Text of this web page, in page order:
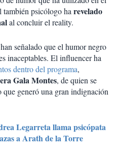
también psicólogo harevelado
al concluir el reality.
señalado que el humor negro
inaceptables. El influencer ha
dentro del programa,
Gala Montes, de quien se
generó una gran indignación
Legarreta llama psicópata
a Arath de la Torre